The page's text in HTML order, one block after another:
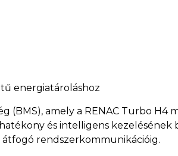
energiatároláshoz
(BMS), amely a RENAC Turbo H4
és intelligens kezelésének
rendszerkommunikációig.